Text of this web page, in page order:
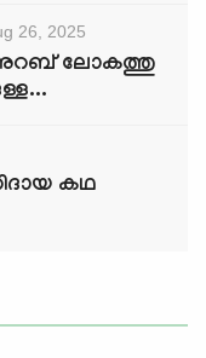
26, 2025
അറബ് ലോകത്തു
കഥ